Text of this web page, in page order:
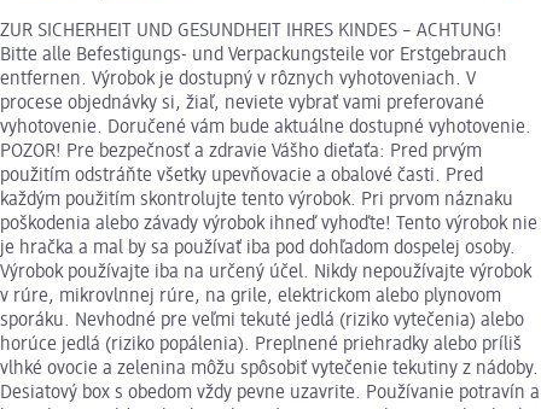
ZUR SICHERHEIT UND GESUNDHEIT IHRES KINDES – ACHTUNG!
Bitte alle Befestigungs- und Verpackungsteile vor Erstgebrauch
entfernen. Výrobok je dostupný v rôznych vyhotoveniach. V
procese objednávky si, žiaľ, neviete vybrať vami preferované
vyhotovenie. Doručené vám bude aktuálne dostupné vyhotovenie.
POZOR! Pre bezpečnosť a zdravie Vášho dieťaťa: Pred prvým
použitím odstráňte všetky upevňovacie a obalové časti. Pred
každým použitím skontrolujte tento výrobok. Pri prvom náznaku
poškodenia alebo závady výrobok ihneď vyhoďte! Tento výrobok nie
je hračka a mal by sa používať iba pod dohľadom dospelej osoby.
Výrobok používajte iba na určený účel. Nikdy nepoužívajte výrobok
v rúre, mikrovlnnej rúre, na grile, elektrickom alebo plynovom
sporáku. Nevhodné pre veľmi tekuté jedlá (riziko vytečenia) alebo
horúce jedlá (riziko popálenia). Preplnené priehradky alebo príliš
vlhké ovocie a zelenina môžu spôsobiť vytečenie tekutiny z nádoby.
Desiatový box s obedom vždy pevne uzavrite. Používanie potravín a